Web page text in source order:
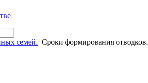
семей. Сроки формирования отводков.